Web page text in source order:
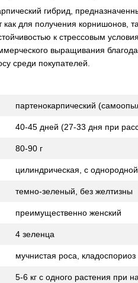
гибрид,
для получения корнишонов,
к стрессовым
выращивания
среди покупателей.
партенокарпический
40-45 дней (27-33 дня при
80-90 г
цилиндрическая, с однородной
темно-зеленый, без желтизны
преимущественно женский
4 зеленца
мучнистая роса, кладоспориоз
5-6 кг с одного растения при